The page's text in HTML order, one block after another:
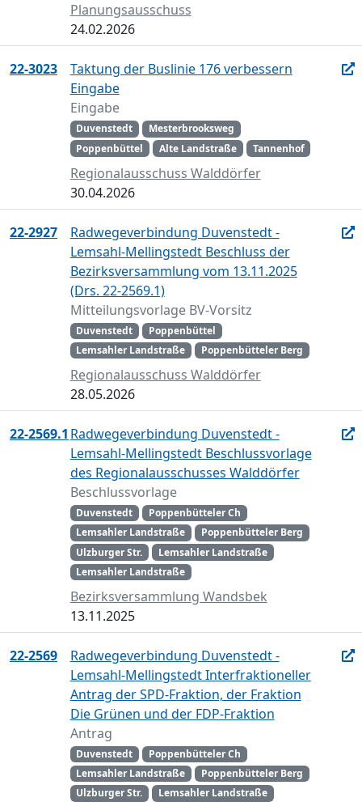
Planungsausschuss
24.02.2026
22-3023
Taktung der Buslinie 176 verbessern
Eingabe
Eingabe
Duvenstedt
Mesterbrooksweg
Poppenbüttel
Alte Landstraße Tannenhof
Regionalausschuss Walddörfer
30.04.2026
22-2927
Radwegeverbindung Duvenstedt -
Lemsahl-Mellingstedt Beschluss der
Bezirksversammlung vom 13.11.2025
(Drs. 22-2569.1)
Mitteilungsvorlage BV-Vorsitz
Duvenstedt
Poppenbüttel
Lemsahler Landstraße
Poppenbütteler Berg
Regionalausschuss Walddörfer
28.05.2026
22-2569.1 Radwegeverbindung Duvenstedt -
Lemsahl-Mellingstedt Beschlussvorlage
des Regionalausschusses Walddörfer
Beschlussvorlage
Duvenstedt
Poppenbütteler Ch
Lemsahler Landstraße
Poppenbütteler Berg
Ulzburger Str.
Lemsahler Landstraße
Lemsahler Landstraße
Bezirksversammlung Wandsbek
13.11.2025
22-2569
Radwegeverbindung Duvenstedt -
Lemsahl-Mellingstedt Interfraktioneller
Antrag der SPD-Fraktion, der Fraktion
Die Grünen und der FDP-Fraktion
Antrag
Duvenstedt
Poppenbütteler Ch
Lemsahler Landstraße
Poppenbütteler Berg
Ulzburger Str.
Lemsahler Landstraße